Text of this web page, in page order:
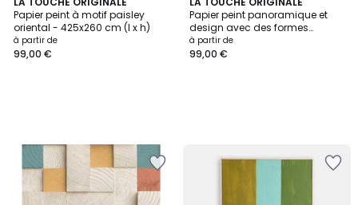
Papier peint à motif paisley
oriental - 425x260 cm (l x h)
à partir de
99,00 €
Papier peint panoramique et
design avec des formes
géométriques noirs et épurées -
255x260 cm (l x h)
à partir de
99,00 €